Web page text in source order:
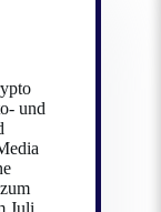
und